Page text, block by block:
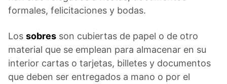
formales, felicitaciones y bodas.
Los sobres son cubiertas de papel o de otro
material que se emplean para almacenar en su
interior cartas o tarjetas, billetes y documentos
que deben ser entregados a mano o por el